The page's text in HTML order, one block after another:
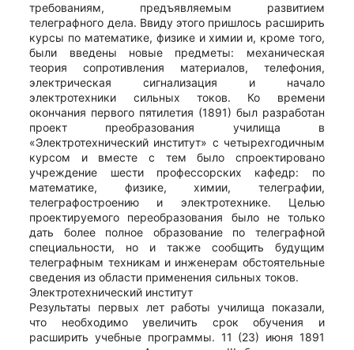
требованиям, предъявляемым развитием
телеграфного дела. Ввиду этого пришлось расширить
курсы по математике, физике и химии и, кроме того,
были введены новые предметы: механическая
теория сопротивления материалов, телефония,
электрическая сигнализация и начало
электротехники сильных токов. Ко времени
окончания первого пятилетия (1891) был разработан
проект преобразования училища в
«Электротехнический институт» с четырехгодичным
курсом и вместе с тем было спроектировано
учреждение шести профессорских кафедр: по
математике, физике, химии, телеграфии,
телеграфостроению и электротехнике. Целью
проектируемого переобразования было не только
дать более полное образование по телеграфной
специальности, но и также сообщить будущим
телеграфным техникам и инженерам обстоятельные
сведения из области применения сильных токов.
Электротехнический институт
Результаты первых лет работы училища показали,
что необходимо увеличить срок обучения и
расширить учебные программы. 11 (23) июня 1891